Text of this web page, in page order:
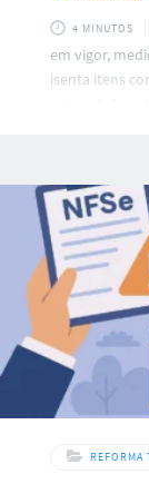
4 MINUTOS
em vigor,
isenta itens
minerais A
decisão foi
responsável
de
REFORMA